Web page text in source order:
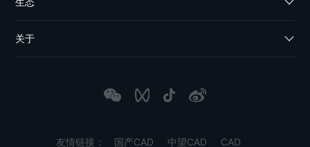
关于
友情链接： 国产CAD 中望CAD CAD